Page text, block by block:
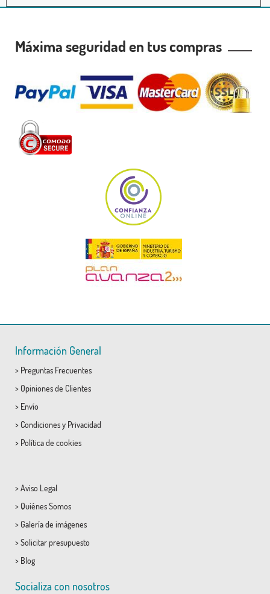
Máxima seguridad en tus compras
Información General
> Preguntas Frecuentes
> Opiniones de Clientes
> Envío
> Condicionesy Privacidad
> Política de cookies
> Aviso Legal
> Quiénes Somos
> Galería de imágenes
> Solicitar presupuesto
> Blog
Socializa con nosotros